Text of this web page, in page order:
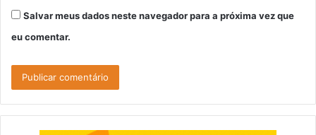
Salvar meus dados neste navegador para a próxima vez que
eu comentar.